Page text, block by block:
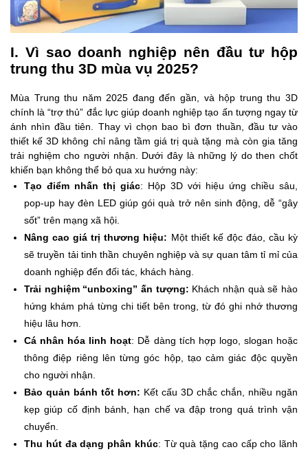
I. Vì sao doanh nghiệp nên đầu tư hộp
trung thu 3D mùa vụ 2025?
Mùa Trung thu năm 2025 đang đến gần, và hộp trung thu 3D
chính là “trợ thủ” đắc lực giúp doanh nghiệp tạo ấn tượng ngay từ
ánh nhìn đầu tiên. Thay vì chọn bao bì đơn thuần, đầu tư vào
thiết kế 3D không chỉ nâng tầm giá trị quà tặng mà còn gia tăng
trải nghiệm cho người nhận. Dưới đây là những lý do then chốt
khiến bạn không thể bỏ qua xu hướng này:
Tạo điểm nhấn thị giác: Hộp 3D với hiệu ứng chiều sâu,
pop‑up hay đèn LED giúp gói quà trở nên sinh động, dễ “gây
sốt” trên mạng xã hội.
Nâng cao giá trị thương hiệu: Một thiết kế độc đáo, cầu kỳ
sẽ truyền tải tinh thần chuyên nghiệp và sự quan tâm tỉ mỉ của
doanh nghiệp đến đối tác, khách hàng.
Trải nghiệm “unboxing” ấn tượng: Khách nhận quà sẽ hào
hứng khám phá từng chi tiết bên trong, từ đó ghi nhớ thương
hiệu lâu hơn.
Cá nhân hóa linh hoạt: Dễ dàng tích hợp logo, slogan hoặc
thông điệp riêng lên từng góc hộp, tạo cảm giác độc quyền
cho người nhận.
Bảo quản bánh tốt hơn: Kết cấu 3D chắc chắn, nhiều ngăn
kẹp giúp cố định bánh, hạn chế va đập trong quá trình vận
chuyển.
Thu hút đa dạng phân khúc: Từ quà tặng cao cấp cho lãnh